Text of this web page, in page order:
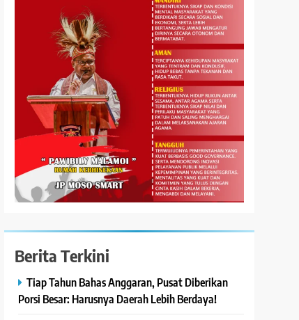
Berita Terkini
Tiap Tahun Bahas Anggaran, Pusat Diberikan
Porsi Besar: Harusnya Daerah Lebih Berdaya!